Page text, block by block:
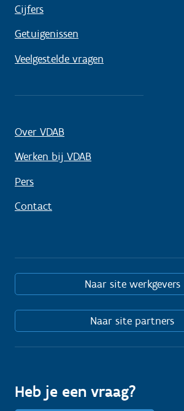
Cijfers
Getuigenissen
Veelgestelde vragen
Over VDAB
Werken bij VDAB
Pers
Contact
Naar site werkgevers
Naar site partners
Heb je een vraag?